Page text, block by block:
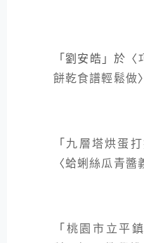
「劉安皓 」於〈
餅乾食譜輕鬆做
「 九層塔烘蛋
〈蛤蜊絲瓜青醬
「 桃園市立平